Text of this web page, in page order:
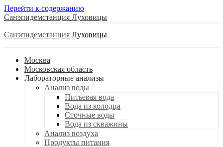
Перейти к содержанию
Санэпидемстанция
Санэпидемстанция
Москва
Московская область
Лабораторные анализы
Анализ воды
Питьевая вода
Вода из колодца
Сточные воды
Вода из скважины
Анализ воздуха
Продукты питания